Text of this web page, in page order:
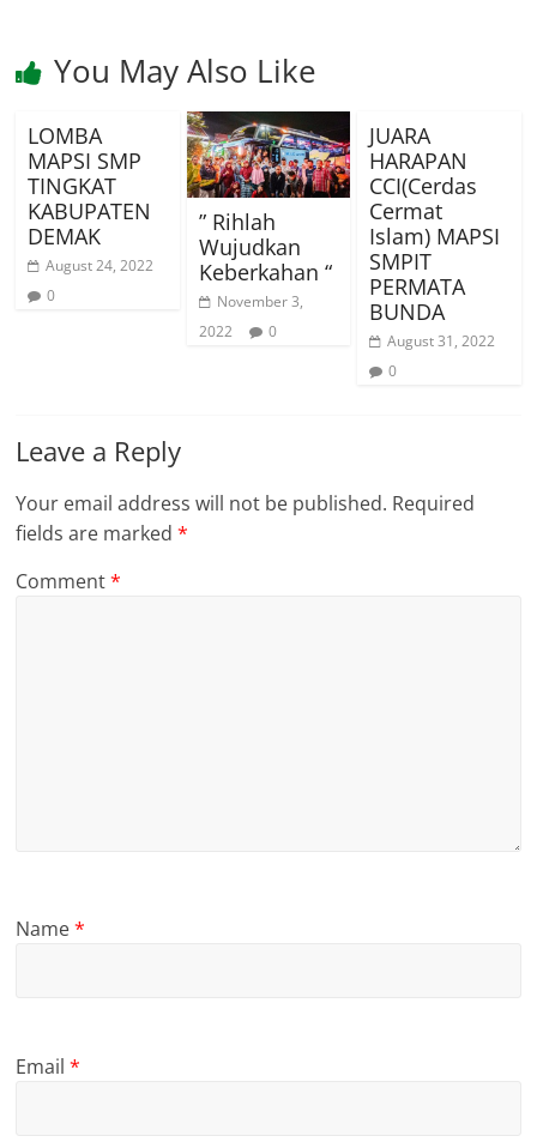
You May Also Like
LOMBA
MAPSI SMP
TINGKAT
KABUPATEN
DEMAK
August 24, 2022
0
” Rihlah
Wujudkan
Keberkahan “
November 3,
2022
0
JUARA
HARAPAN
CCI(Cerdas
Cermat
Islam) MAPSI
SMPIT
PERMATA
BUNDA
August 31, 2022
0
Leave a Reply
Your email address will not be published. Required
fields are marked*
Comment*
Name*
Email*